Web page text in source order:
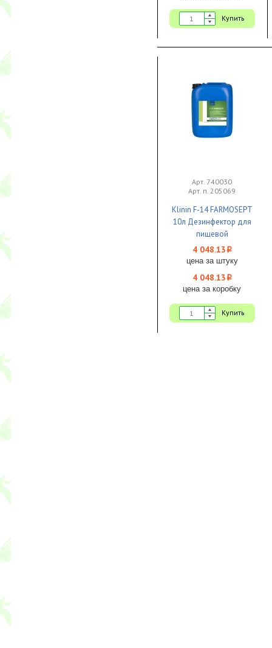
Купить
Арт. 740030
Арт. п. 205069
Klinin F-14 FARMOSEPT
10л Дезинфектор для
пищевой
промышленности 1/1
4 048.13 i
цена за штуку
4 048.13 i
цена за коробку
Купить